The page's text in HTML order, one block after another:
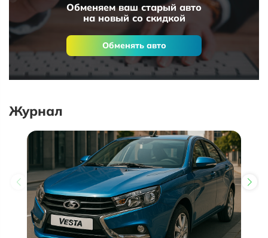
Обменяем ваш старый авто
на новый со скидкой
Обменять авто
Журнал